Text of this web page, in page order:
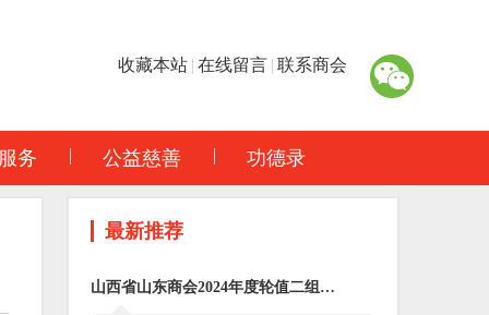
收藏本站 | 在线留言 | 联系商会
务 公益慈善 功德录
最新推荐
山西省山东商会2024年度轮值二组…